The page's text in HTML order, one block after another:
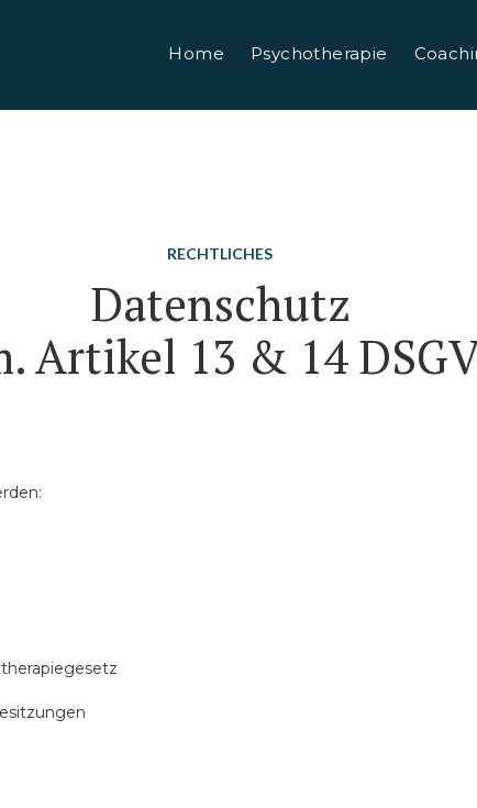
Home Psychotherapie
RECHTLICHES
Datenschutz
Artikel 13 & 14